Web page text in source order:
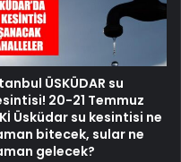
ÜSKÜDAR su
20-21 Temmuz
Üsküdar su kesintisi ne
bitecek, sular ne
gelecek?